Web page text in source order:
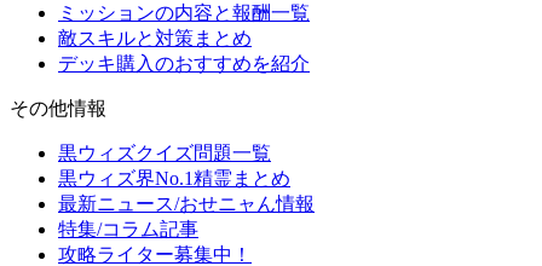
ミッションの内容と報酬一覧
敵スキルと対策まとめ
デッキ購入のおすすめを紹介
その他情報
黒ウィズクイズ問題一覧
黒ウィズ界No.1精霊まとめ
最新ニュース/おせニャん情報
特集/コラム記事
攻略ライター募集中！